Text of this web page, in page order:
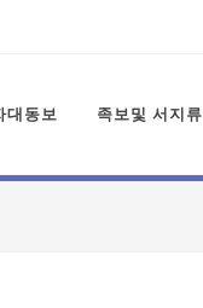
대동보 족보및 서지류